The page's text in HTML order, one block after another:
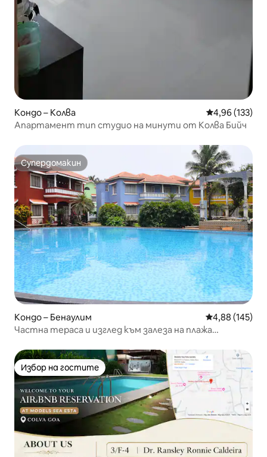
Кондо – Колва Средна
4,96 (133)
Апартамент тип студио на минути от Колва Бийч
Супердомакин
Супердомакин
Кондо – Бенаулим Средна
4,88 (145)
Частна тераса и изглед към залеза на плажа
Избор на гостите
Избор на гостите